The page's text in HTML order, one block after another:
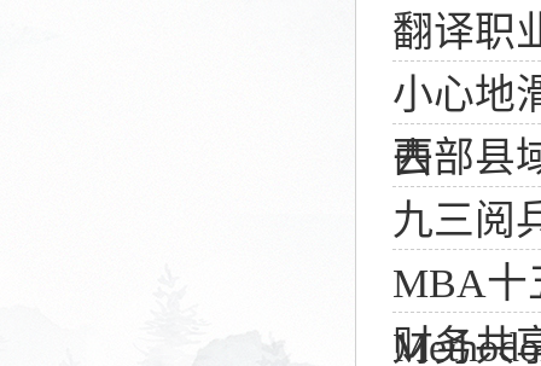
翻译职
小心地
去
西部县
九三阅
MBA十
财务共